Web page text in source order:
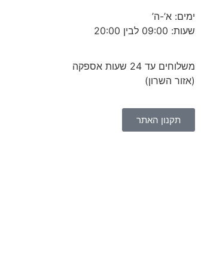
ימים: א’-ה’
שעות: 09:00 לבין 20:00
משלוחים עד 24 שעות אספקה
(אזור השרון)
תקנון האתר